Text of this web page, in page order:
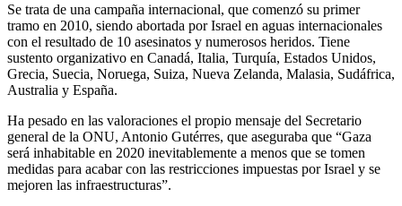
Se trata de una campaña internacional, que comenzó su primer
tramo en 2010, siendo abortada por Israel en aguas internacionales
con el resultado de 10 asesinatos y numerosos heridos. Tiene
sustento organizativo en Canadá, Italia, Turquía, Estados Unidos,
Grecia, Suecia, Noruega, Suiza, Nueva Zelanda, Malasia, Sudáfrica,
Australia y España.
Ha pesado en las valoraciones el propio mensaje del Secretario
general de la ONU, Antonio Gutérres, que aseguraba que “Gaza
será inhabitable en 2020 inevitablemente a menos que se tomen
medidas para acabar con las restricciones impuestas por Israel y se
mejoren las infraestructuras”.